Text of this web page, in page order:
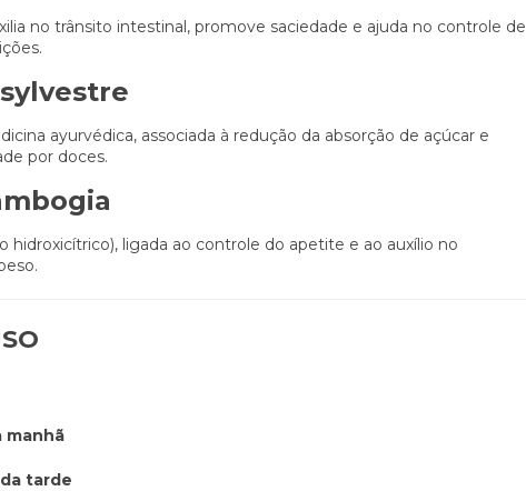
no trânsito intestinal, promove saciedade e ajuda no controle de
ayurvédica, associada à redução da absorção de açúcar e
por doces.
hidroxicítrico), ligada ao controle do apetite e ao auxílio no
manhã
tarde